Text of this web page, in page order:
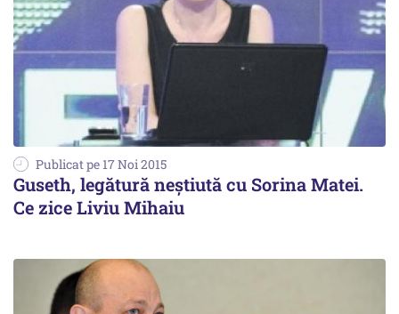
Publicat pe 17 Noi 2015
Guseth, legătură neștiută cu Sorina Matei.
Ce zice Liviu Mihaiu